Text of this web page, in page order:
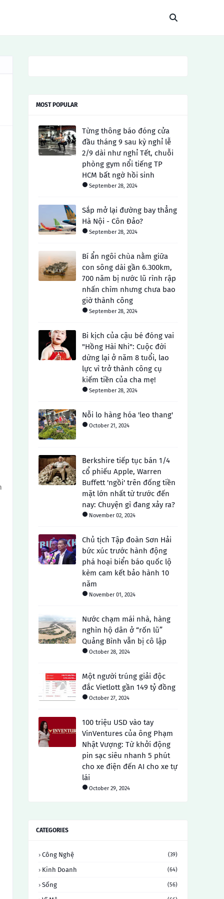
MOST POPULAR
Từng thông báo đóng cửa
đầu tháng 9 sau kỳ nghỉ lễ
2/9 dài như nghỉ Tết, chuỗi
phòng gym nổi tiếng TP
HCM bất ngờ hồi sinh
September 28, 2024
Sắp mở lại đường bay thẳng
Hà Nội - Côn Đảo?
September 28, 2024
Bí ẩn ngôi chùa nằm giữa
con sông dài gần 6.300km,
700 năm bị nước lũ rình rập
nhấn chìm nhưng chưa bao
giờ thành công
September 28, 2024
Bi kịch của cậu bé đóng vai
"Hồng Hài Nhi": Cuộc đời
dừng lại ở năm 8 tuổi, lao
lực vì trở thành công cụ
kiếm tiền của cha mẹ!
September 28, 2024
Nỗi lo hàng hóa 'leo thang'
October 21, 2024
Berkshire tiếp tục bán 1/4
cổ phiếu Apple, Warren
Buffett 'ngồi' trên đống tiền
mặt lớn nhất từ ​​trước đến
nay: Chuyện gì đang xảy ra?
November 02, 2024
Chủ tịch Tập đoàn Sơn Hải
bức xúc trước hành động
phá hoại biển báo quốc lộ
kèm cam kết bảo hành 10
năm
November 01, 2024
Nước chạm mái nhà, hàng
nghìn hộ dân ở “rốn lũ”
Quảng Bình vẫn bị cô lập
October 28, 2024
Một người trúng giải độc
đắc Vietlott gần 149 tỷ đồng
October 27, 2024
100 triệu USD vào tay
VinVentures của ông Phạm
Nhật Vượng: Từ khởi động
pin sạc siêu nhanh 5 phút
cho xe điện đến AI cho xe tự
lái
October 29, 2024
CATEGORIES
Công Nghệ (39)
Kinh Doanh (64)
Sống (56)